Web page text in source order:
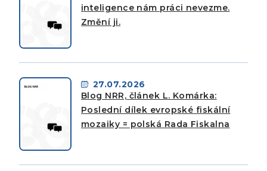
inteligence nám práci nevezme.
Změní ji.
27.07.2026
Blog NRR, článek L. Komárka:
Poslední dílek evropské fiskální
mozaiky = polská Rada Fiskalna